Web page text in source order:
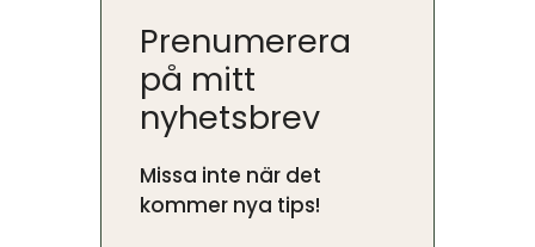
Prenumerera
på mitt
nyhetsbrev
Missa inte när det
kommer nya tips!